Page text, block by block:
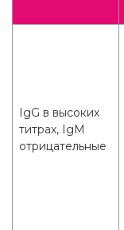
IgG в высоких
титрах, IgM
отрицательные